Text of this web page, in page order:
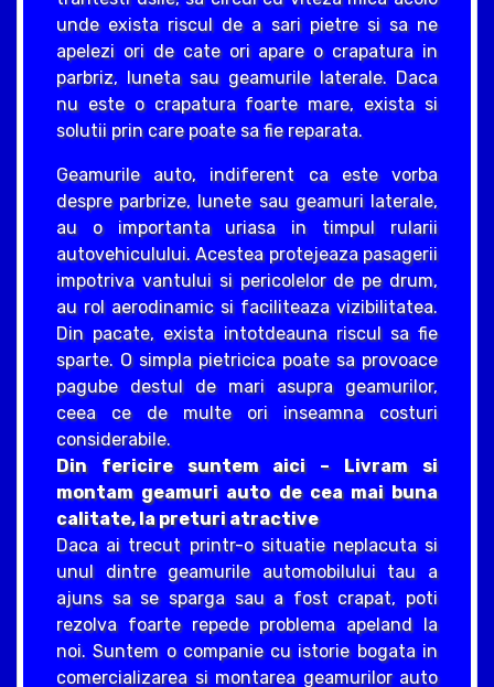
unde exista riscul de a sari pietre si sa ne
apelezi ori de cate ori apare o crapatura in
parbriz, luneta sau geamurile laterale. Daca
nu este o crapatura foarte mare, exista si
solutii prin care poate sa fie reparata.
Geamurile auto, indiferent ca este vorba
despre parbrize, lunete sau geamuri laterale,
au o importanta uriasa in timpul rularii
autovehiculului. Acestea protejeaza pasagerii
impotriva vantului si pericolelor de pe drum,
au rol aerodinamic si faciliteaza vizibilitatea.
Din pacate, exista intotdeauna riscul sa fie
sparte. O simpla pietricica poate sa provoace
pagube destul de mari asupra geamurilor,
ceea ce de multe ori inseamna costuri
considerabile.
Din fericire suntem aici – Livram si
montam geamuri auto de cea mai buna
calitate, la preturi atractive
Daca ai trecut printr-o situatie neplacuta si
unul dintre geamurile automobilului tau a
ajuns sa se sparga sau a fost crapat, poti
rezolva foarte repede problema apeland la
noi. Suntem o companie cu istorie bogata in
comercializarea si montarea geamurilor auto